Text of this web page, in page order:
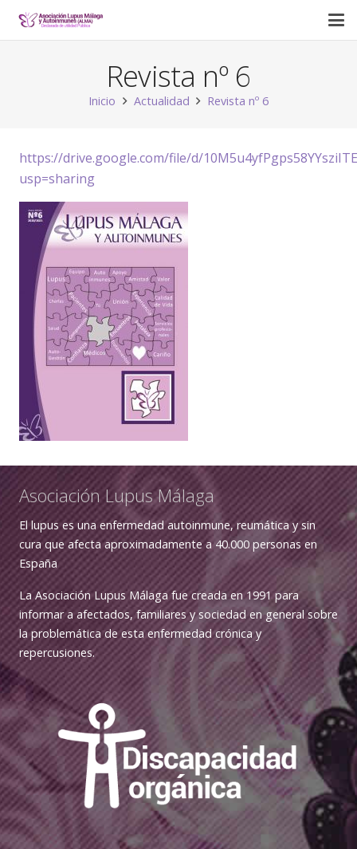
Revista nº 6
Inicio Actualidad Revista nº 6
https://drive.google.com/file/d/
usp=sharing
Asociación Lupus Málaga
El lupus es una enfermedad autoinmune, reumática y sin
cura que afecta aproximadamente a 40.000 personas en
España
La Asociación Lupus Málaga fue creada en 1991 para
informar a afectados, familiares y sociedad en general sobre
la problemática de esta enfermedad crónica y
repercusiones.